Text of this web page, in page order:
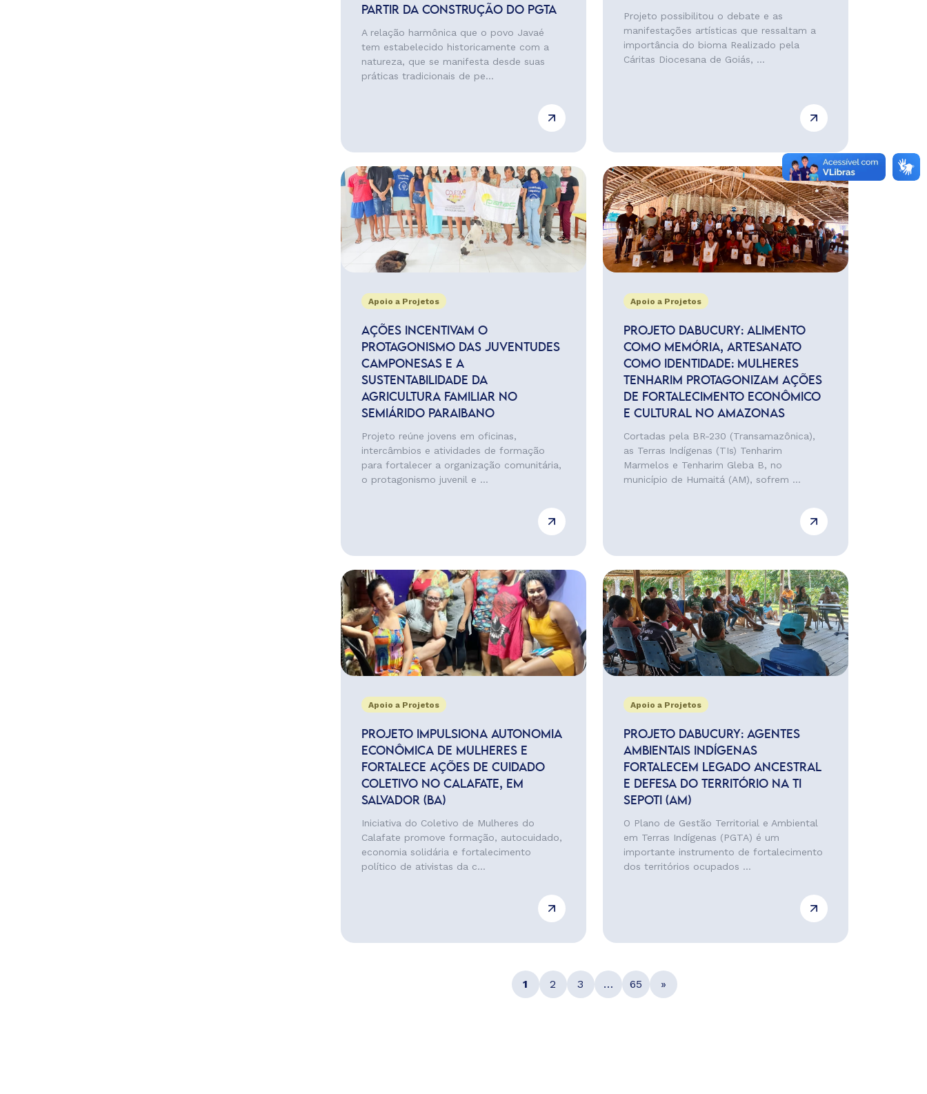
PARTIR DA CONSTRUÇÃO DO PGTA
A relação harmônica que o povo Javaé
tem estabelecido historicamente com a
natureza, que se manifesta desde suas
práticas tradicionais de pe...
Projeto possibilitou o debate e as
manifestações artísticas que ressaltam a
importância do bioma Realizado pela
Cáritas Diocesana de Goiás, ...
Apoio a Projetos
AÇÕES INCENTIVAM O
PROTAGONISMO DAS JUVENTUDES
CAMPONESAS E A
SUSTENTABILIDADE DA
AGRICULTURA FAMILIAR NO
SEMIÁRIDO PARAIBANO
Projeto reúne jovens em oficinas,
intercâmbios e atividades de formação
para fortalecer a organização comunitária,
o protagonismo juvenil e ...
Apoio a Projetos
PROJETO DABUCURY: ALIMENTO
COMO MEMÓRIA, ARTESANATO
COMO IDENTIDADE: MULHERES
TENHARIM PROTAGONIZAM AÇÕES
DE FORTALECIMENTO ECONÔMICO
E CULTURAL NO AMAZONAS
Cortadas pela BR-230 (Transamazônica),
as Terras Indígenas (TIs) Tenharim
Marmelos e Tenharim Gleba B, no
município de Humaitá (AM), sofrem ...
Apoio a Projetos
PROJETO IMPULSIONA AUTONOMIA
ECONÔMICA DE MULHERES E
FORTALECE AÇÕES DE CUIDADO
COLETIVO NO CALAFATE, EM
SALVADOR (BA)
Iniciativa do Coletivo de Mulheres do
Calafate promove formação, autocuidado,
economia solidária e fortalecimento
político de ativistas da c...
Apoio a Projetos
PROJETO DABUCURY: AGENTES
AMBIENTAIS INDÍGENAS
FORTALECEM LEGADO ANCESTRAL
E DEFESA DO TERRITÓRIO NA TI
SEPOTI (AM)
O Plano de Gestão Territorial e Ambiental
em Terras Indígenas (PGTA) é um
importante instrumento de fortalecimento
dos territórios ocupados ...
1 2 3 … 65 »